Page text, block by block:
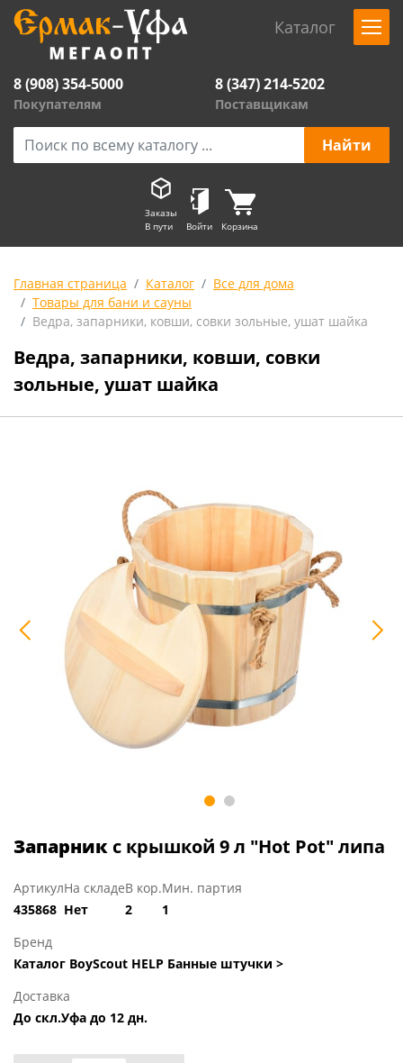
Каталог
8 (908) 354-5000
Покупателям
8 (347) 214-5202
Поставщикам
Заказы
В пути
Войти Корзина
Главная страница Каталог
Все для дома
Товары для бани и сауны
Ведра, запарники, ковши, совки зольные, ушат шайка
Ведра, запарники, ковши, совки
зольные, ушат шайка
Запарник с крышкой 9 л "Hot Pot" липа
Артикул
435868
На складе
Нет
В кор.
2
Мин. партия
1
Бренд
Каталог BoyScout HELP Банные штучки >
Доставка
До скл.Уфа до 12 дн.